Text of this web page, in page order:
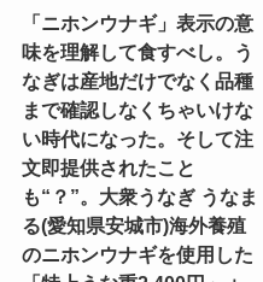
「ニホンウナギ」表示の意
味を理解して食すべし。う
なぎは産地だけでなく品種
まで確認しなくちゃいけな
い時代になった。そして注
文即提供されたこと
も“？”。大衆うなぎ うなま
る(愛知県安城市)海外養殖
のニホンウナギを使用した